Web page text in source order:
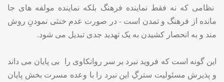
نظامی که نه فقط نماینده فرهنگ بلکه نماینده مولفه های جا
مانده از فرهنگ و تمدن است - در صورت عدم خنثی نمودنِ روش
مند و به انحصار کشیدن به یک تهدید جدی تبدیل می شود.
این گونه است که فروید نبرد بر سر روانکاوی را بی پایان می داند
و پذیرش مسئولیت سترگِ این نبرد را با وعده مسرت بخش پایان